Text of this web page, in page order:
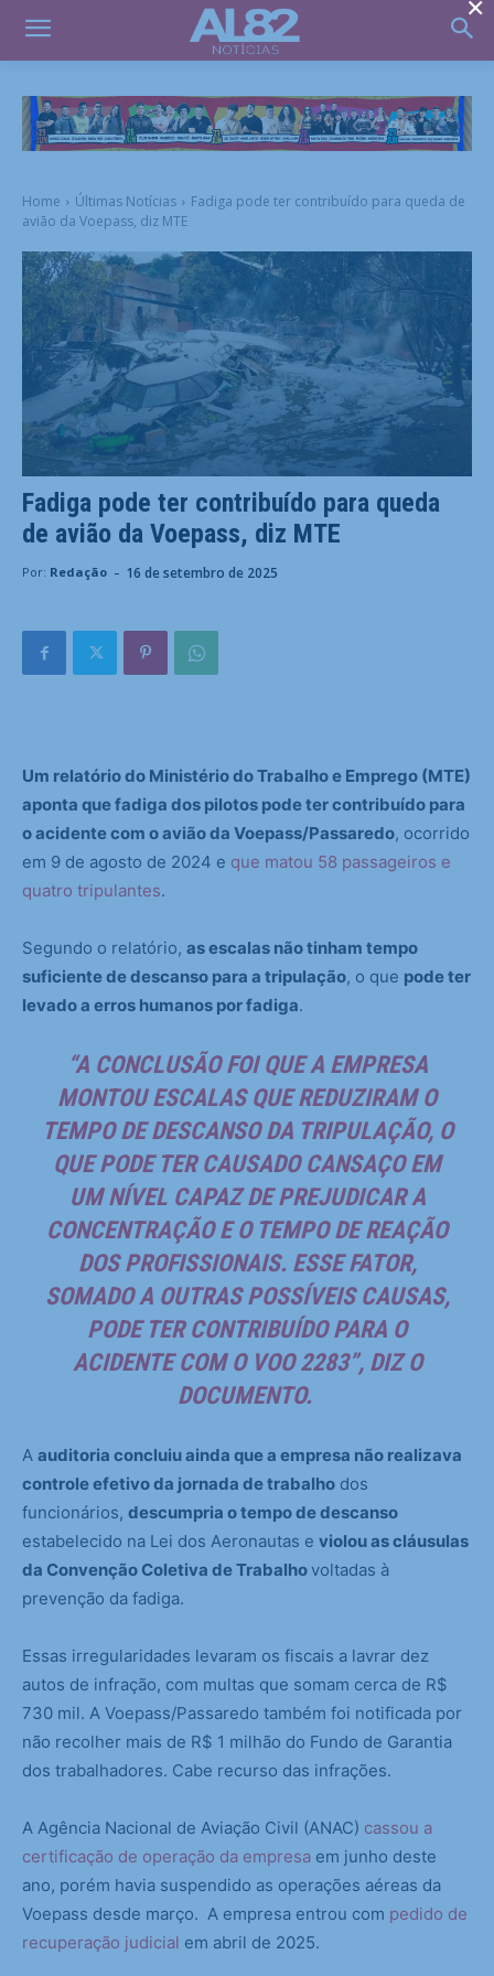
Home Últimas Notícias
Fadiga pode ter contribuído para queda de
avião da Voepass, diz MTE
Fadiga pode ter contribuído para queda
de avião da Voepass, diz MTE
Por: Redação - 16 de setembro de 2025
Um relatório do Ministério do Trabalho e Emprego (MTE)
aponta que fadiga dos pilotos pode ter contribuído para
o acidente com o avião da Voepass/Passaredo, ocorrido
em 9 de agosto de 2024 e que matou 58 passageiros e
quatro tripulantes.
Segundo o relatório, as escalas não tinham tempo
suficiente de descanso para a tripulação, o que pode ter
levado a erros humanos por fadiga.
“A CONCLUSÃO FOI QUE A EMPRESA
MONTOU ESCALAS QUE REDUZIRAM O
TEMPO DE DESCANSO DA TRIPULAÇÃO, O
QUE PODE TER CAUSADO CANSAÇO EM
UM NÍVEL CAPAZ DE PREJUDICAR A
CONCENTRAÇÃO E O TEMPO DE REAÇÃO
DOS PROFISSIONAIS. ESSE FATOR,
SOMADO A OUTRAS POSSÍVEIS CAUSAS,
PODE TER CONTRIBUÍDO PARA O
ACIDENTE COM O VOO 2283”, DIZ O
DOCUMENTO.
A auditoria concluiu ainda que a empresa não realizava
controle efetivo da jornada de trabalho dos
funcionários, descumpria o tempo de descanso
estabelecido na Lei dos Aeronautas e violou as cláusulas
da Convenção Coletiva de Trabalho voltadas à
prevenção da fadiga.
Essas irregularidades levaram os fiscais a lavrar dez
autos de infração, com multas que somam cerca de R$
730 mil. A Voepass/Passaredo também foi notificada por
não recolher mais de R$ 1 milhão do Fundo de Garantia
dos trabalhadores. Cabe recurso das infrações.
A Agência Nacional de Aviação Civil (ANAC) cassou a
certificação de operação da empresa em junho deste
ano, porém havia suspendido as operações aéreas da
Voepass desde março. A empresa entrou com pedido de
recuperação judicial em abril de 2025.